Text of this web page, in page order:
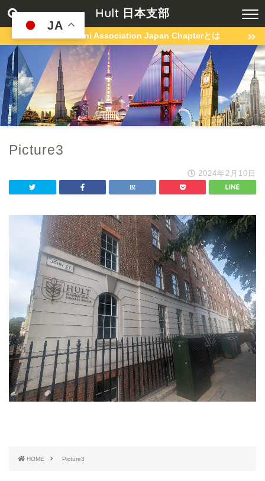
Hult 日本支部
Hult Alumni Association Japan Chapterとは
Picture3
2024年2月10日
HOME Picture3
JA